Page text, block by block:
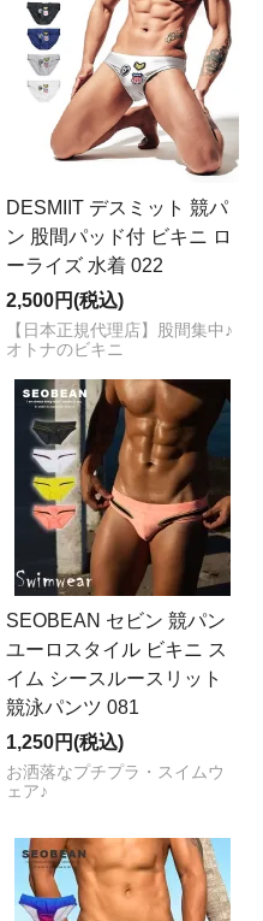
DESMIIT デスミット 競パ
ン 股間パッド付 ビキニ ロ
ーライズ 水着 022
2,500円(税込)
【日本正規代理店】股間集中♪
オトナのビキニ
SEOBEAN セビン 競パン
ユーロスタイル ビキニ ス
イム シースルースリット
競泳パンツ 081
1,250円(税込)
お洒落なプチプラ・スイムウ
ェア♪